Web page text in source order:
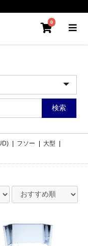
0
検索
フソー 大型